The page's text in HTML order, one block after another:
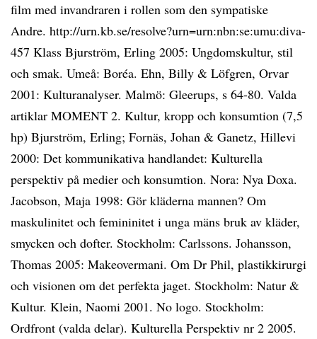
film med invandraren i rollen som den sympatiske
Andre. http://urn.kb.se/resolve?urn=urn:nbn:se:umu:diva-
457 Klass Bjurström, Erling 2005: Ungdomskultur, stil
och smak. Umeå: Boréa. Ehn, Billy & Löfgren, Orvar
2001: Kulturanalyser. Malmö: Gleerups, s 64-80. Valda
artiklar MOMENT 2. Kultur, kropp och konsumtion (7,5
hp) Bjurström, Erling; Fornäs, Johan & Ganetz, Hillevi
2000: Det kommunikativa handlandet: Kulturella
perspektiv på medier och konsumtion. Nora: Nya Doxa.
Jacobson, Maja 1998: Gör kläderna mannen? Om
maskulinitet och femininitet i unga mäns bruk av kläder,
smycken och dofter. Stockholm: Carlssons. Johansson,
Thomas 2005: Makeovermani. Om Dr Phil, plastikkirurgi
och visionen om det perfekta jaget. Stockholm: Natur &
Kultur. Klein, Naomi 2001. No logo. Stockholm:
Ordfront (valda delar). Kulturella Perspektiv nr 2 2005.